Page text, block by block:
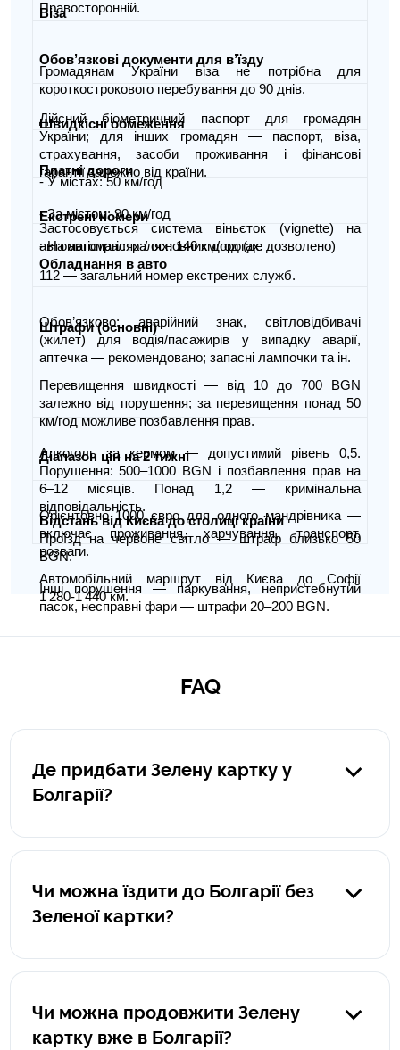
Правосторонній.
Віза
Громадянам України віза не потрібна для
короткострокового перебування до 90 днів.
Обов’язкові документи для в’їзду
Дійсний біометричний паспорт для громадян
України; для інших громадян — паспорт, віза,
страхування, засоби проживання і фінансові
гарантії залежно від країни.
Швидкісні обмеження
- У містах: 50 км/год
- За містом: 90 км/год
- На автомагістралях: 140 км/год (де дозволено)
Платні дороги
Застосовується система віньєток (vignette) на
автомагістралях / основних дорогах.
Екстрені номери
112 — загальний номер екстрених служб.
Обладнання в авто
Обов’язково: аварійний знак, світловідбивачі
(жилет) для водія/пасажирів у випадку аварії,
аптечка — рекомендовано; запасні лампочки та ін.
Штрафи (основні)
Перевищення швидкості — від 10 до 700 BGN
залежно від порушення; за перевищення понад 50
км/год можливе позбавлення прав.
Алкоголь за кермом — допустимий рівень 0,5.
Порушення: 500–1000 BGN і позбавлення прав на
6–12 місяців. Понад 1,2 — кримінальна
відповідальність.
Проїзд на червоне світло — штраф близько 50
BGN.
Інші порушення — паркування, непристебнутий
пасок, несправні фари — штрафи 20–200 BGN.
Діапазон цін на 2 тижні
Орієнтовно 1000 євро для одного мандрівника —
включає проживання, харчування, транспорт,
розваги.
Відстань від Києва до столиці країни
Автомобільний маршрут від Києва до Софії
1 280‑1 440 км.
FAQ
Де придбати Зелену картку у
Болгарії?
Ви можете придбати зелену картку в українських
страхових компаніях онлайн.
Чи можна їздити до Болгарії без
Зеленої картки?
Ні, це адміністративне правопорушення, яке спричинить
накладення штрафу.
Чи можна продовжити Зелену
картку вже в Болгарії?